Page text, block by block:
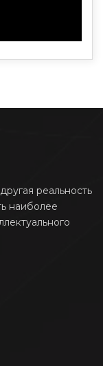
реальность
наиболее